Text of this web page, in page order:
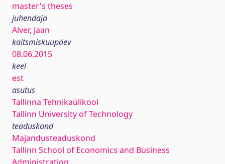
master's theses
juhendaja
Alver, Jaan
kaitsmiskuupäev
08.06.2015
keel
est
asutus
Tallinna Tehnikaülikool
Tallinn University of Technology
teaduskond
Majandusteaduskond
Tallinn School of Economics and Business